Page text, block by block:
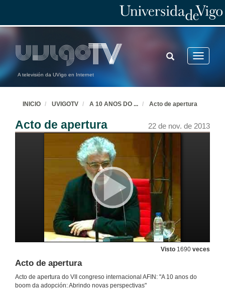
A televisión da UVigo en Internet
Toggle
TOGGLE
SEARCH
INICIO UVIGOTV A 10 ANOS DO ... Acto de apertura
Acto de apertura 22 de nov. de 2013
Visto 1690 veces
Acto de apertura
Acto de apertura do VII congreso internacional AFIN: "A 10 anos do
boom da adopción: Abrindo novas perspectivas"